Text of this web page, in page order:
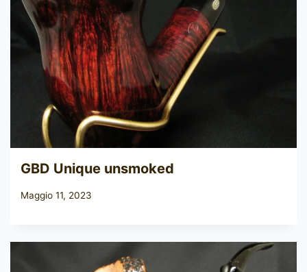
GBD Unique unsmoked
Maggio 11, 2023